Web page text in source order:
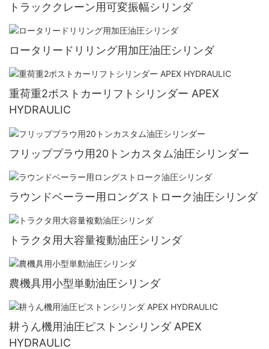
トラッククレーン用可変振幅シリンダ
ロータリードリリング用加圧油圧シリンダ
重荷重2ポストカーリフトシリンダー APEX
HYDRAULIC
フリッププラウ用20トンカスタム油圧シリンダー
ラウンドベーラー用ロングストローク油圧シリンダ
トラクタ用大容量複動油圧シリンダ
農機具用小型単動油圧シリンダ
耕うん機用油圧ピストンシリンダ APEX
HYDRAULIC